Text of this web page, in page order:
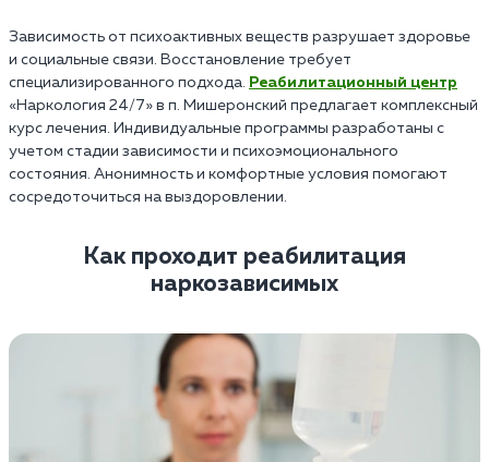
Зависимость от психоактивных веществ разрушает здоровье
и социальные связи. Восстановление требует
специализированного подхода. Реабилитационный центр
«Наркология 24/7» в п. Мишеронский предлагает комплексный
курс лечения. Индивидуальные программы разработаны с
учетом стадии зависимости и психоэмоционального
состояния. Анонимность и комфортные условия помогают
сосредоточиться на выздоровлении.
Как проходит реабилитация
наркозависимых